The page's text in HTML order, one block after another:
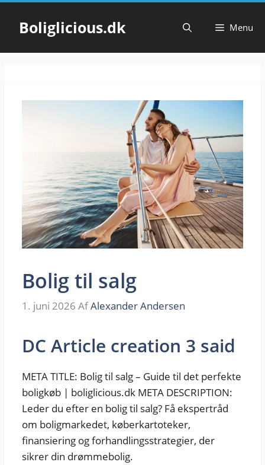
Hop
indholdBoliglicious.dk Menu
Bolig til salg
1. juni 2026 AfAlexander Andersen
DC Article creation 3 said
META TITLE: Bolig til salg – Guide til det perfekte
boligkøb | boliglicious.dk META DESCRIPTION:
Leder du efter en bolig til salg? Få ekspertråd
om boligmarkedet, køberkartoteker,
finansiering og forhandlingsstrategier, der
sikrer din drømmebolig.